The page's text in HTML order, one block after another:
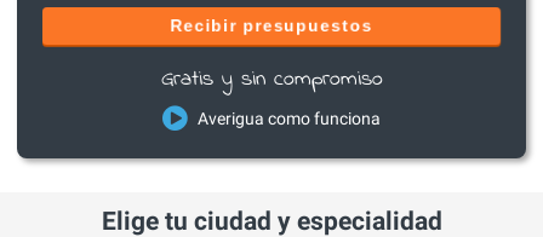
Recibir presupuestos
Gratis y sin compromiso
Averigua como funciona
Elige tu ciudad y especialidad